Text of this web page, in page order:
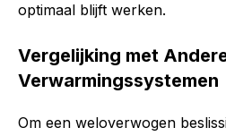
optimaal blijft werken.
Vergelijking met
Verwarmingssystemen
Om een weloverwogen